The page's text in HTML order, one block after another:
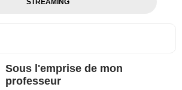
Sous l'emprise de mon
professeur